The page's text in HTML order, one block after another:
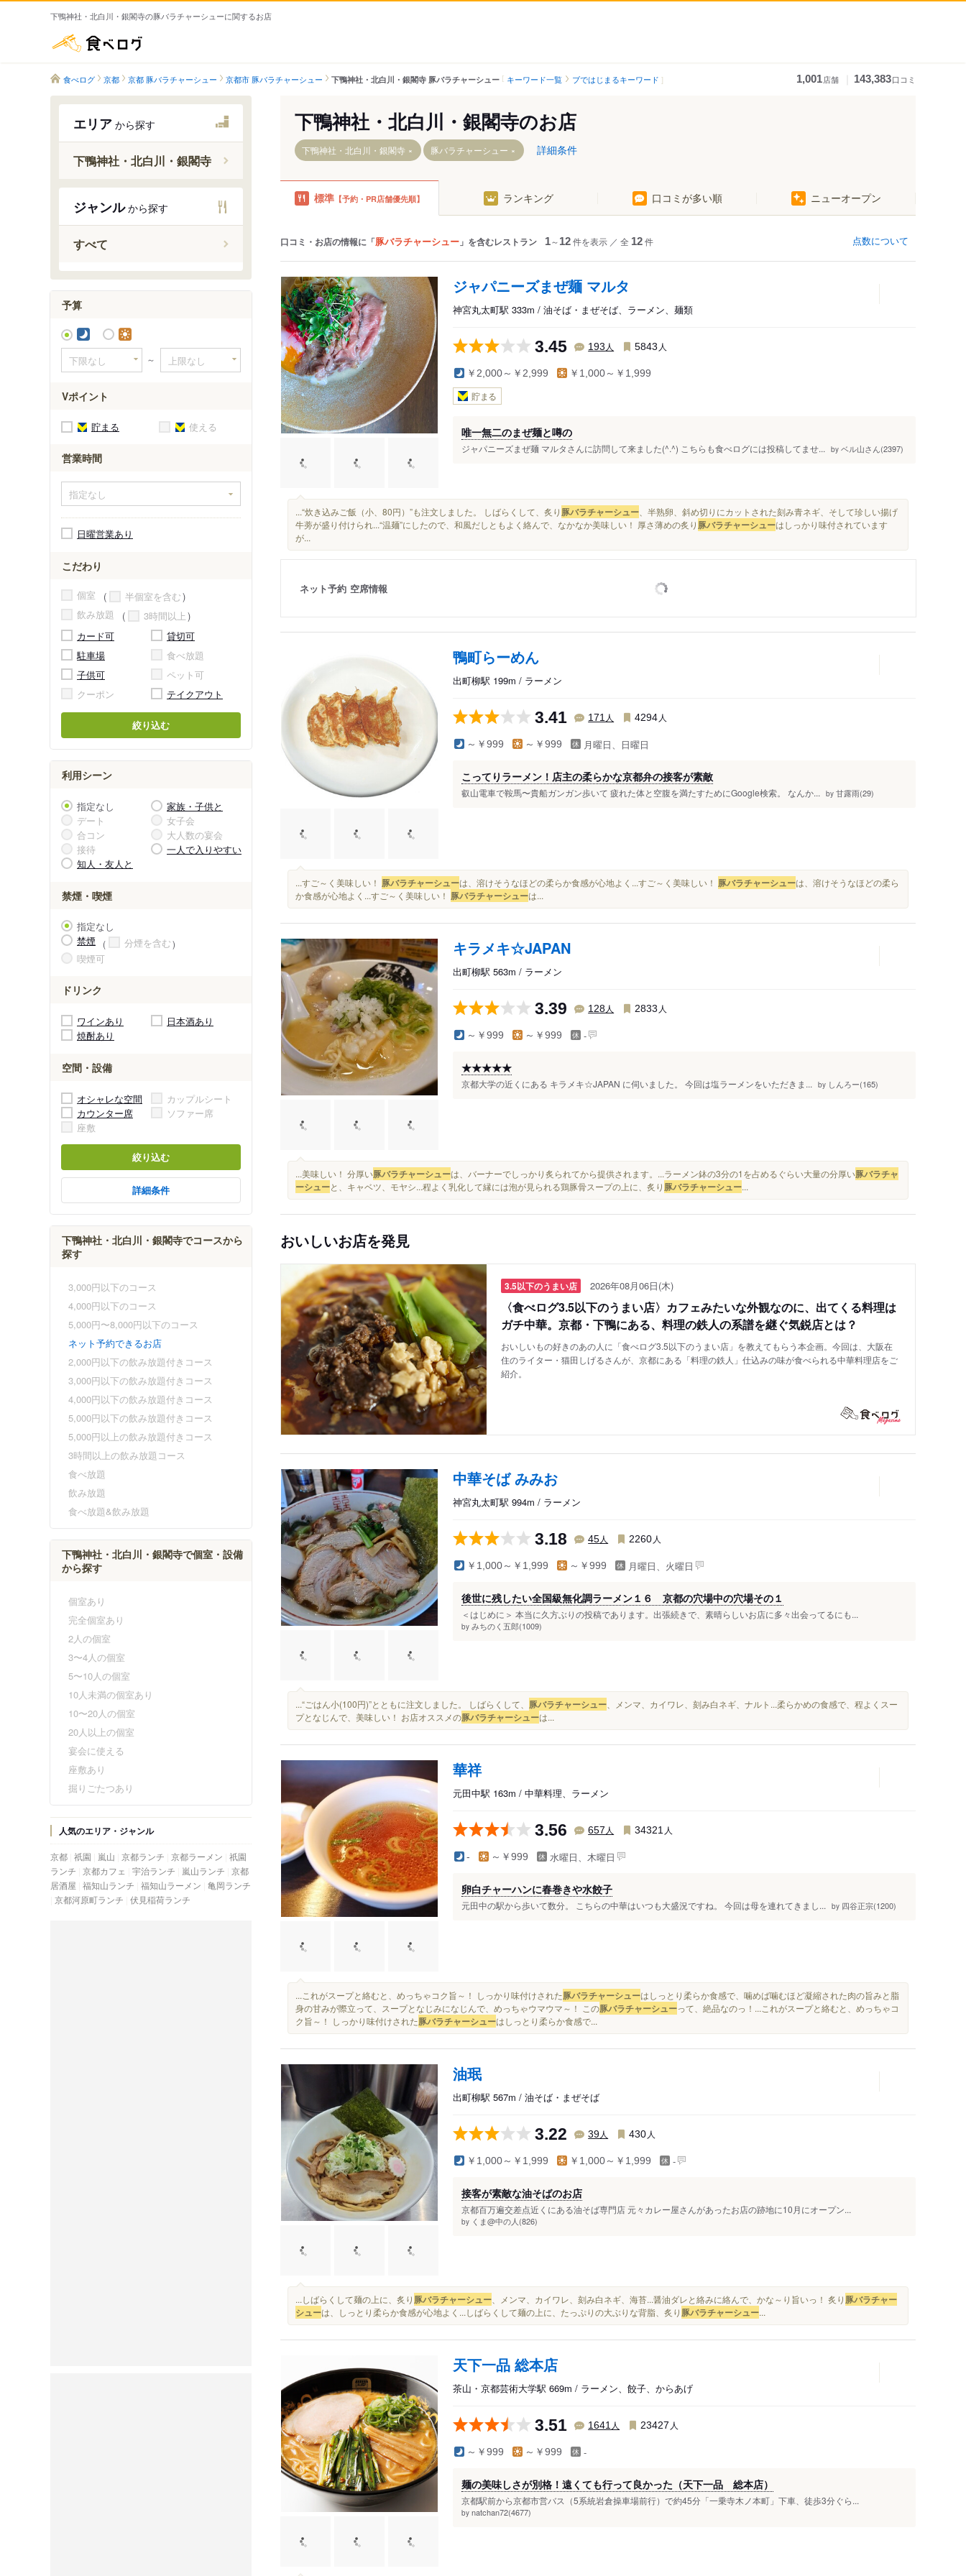
下鴨神社・北白川・銀閣寺の豚バラチャーシューに関するお店
食べログ 京都 京都 豚バラチャーシュー 京都市 豚バラチャーシュー 下鴨神社・北白川・銀閣寺 豚バラチャーシュー キーワード一覧 ブではじまるキーワード 1,001店舗 143,383口コミ
エリア から探す
下鴨神社・北白川・銀閣寺
ジャンルから探す
すべて
予算
～
Vポイント
貯まる 使える
営業時間
日曜営業あり
こだわり
個室
半個室を含む
飲み放題
3時間以上
カード可
貸切可
駐車場
食べ放題
子供可
ペット可
クーポン
テイクアウト
絞り込む
利用シーン
指定なし
家族・子供と
デート
女子会
合コン
大人数の宴会
接待
一人で入りやすい
知人・友人と
禁煙・喫煙
指定なし
禁煙
分煙を含む
喫煙可
ドリンク
ワインあり
日本酒あり
焼酎あり
空間・設備
オシャレな空間
カップルシート
カウンター席
ソファー席
座敷
絞り込む
詳細条件
下鴨神社・北白川・銀閣寺でコースから
探す
3,000円以下のコース
4,000円以下のコース
5,000円〜8,000円以下のコース
ネット予約できるお店
2,000円以下の飲み放題付きコース
3,000円以下の飲み放題付きコース
4,000円以下の飲み放題付きコース
5,000円以下の飲み放題付きコース
5,000円以上の飲み放題付きコース
3時間以上の飲み放題コース
食べ放題
飲み放題
食べ放題&飲み放題
下鴨神社・北白川・銀閣寺で個室・設備
から探す
個室あり
完全個室あり
2人の個室
3〜4人の個室
5〜10人の個室
10人未満の個室あり
10〜20人の個室
20人以上の個室
宴会に使える
座敷あり
掘りごたつあり
人気のエリア・ジャンル
京都 祇園 嵐山 京都ランチ 京都ラーメン 祇園
ランチ 京都カフェ 宇治ランチ 嵐山ランチ 京都
居酒屋 福知山ランチ 福知山ラーメン 亀岡ランチ
京都河原町ランチ 伏見稲荷ランチ
下鴨神社・北白川・銀閣寺のお店
下鴨神社・北白川・銀閣寺 豚バラチャーシュー 詳細条件
標準 【予約・PR店舗優先順】 ランキング 口コミが多い順 ニューオープン
口コミ・お店の情報に「豚バラチャーシュー 」を含むレストラン 1～12件を表示 ／ 全 12件 点数について
ジャパニーズまぜ麺 マルタ
神宮丸太町駅 333m / 油そば・まぜそば、ラーメン、麺類
3.45 193 人 5843 人
￥2,000～￥2,999 ￥1,000～￥1,999
貯まる
唯一無二のまぜ麺と噂の
ジャパニーズまぜ麺 マルタさんに訪問して来ました(^.^) こちらも食べログには投稿してませ... by ベル山さん(2397)
...“炊き込みご飯（小、80円）”も注文しました。 しばらくして、炙り 豚バラチャーシュー 、半熟卵、斜め切りにカットされた刻み青ネギ、そして珍しい揚げ
牛蒡が盛り付けられ...“温麺”にしたので、和風だしともよく絡んで、なかなか美味しい！ 厚さ薄めの炙り 豚バラチャーシューはしっかり味付されています
が...
ネット予約 空席情報
鴨町らーめん
出町柳駅 199m / ラーメン
3.41 171 人 4294 人
～￥999 ～￥999 月曜日、日曜日
こってりラーメン！店主の柔らかな京都弁の接客が素敵
叡山電車で鞍馬〜貴船ガンガン歩いて 疲れた体と空腹を満たすためにGoogle検索。 なんか... by 甘露雨(29)
...すご～く美味しい！ 豚バラチャーシューは、溶けそうなほどの柔らか食感が心地よく...すご～く美味しい！ 豚バラチャーシューは、溶けそうなほどの柔ら
か食感が心地よく...すご～く美味しい！ 豚バラチャーシューは...
キラメキ☆JAPAN
出町柳駅 563m / ラーメン
3.39 128人 2833 人
～￥999 ～￥999 -
★★★★★
京都大学の近くにある キラメキ☆JAPAN に伺いました。 今回は塩ラーメンをいただきま... by しんろー(165)
...美味しい！ 分厚い豚バラチャーシューは、バーナーでしっかり炙られてから提供されます。...ラーメン鉢の3分の1を占めるぐらい大量の分厚い豚バラチャ
ーシューと、キャベツ、モヤシ...程よく乳化して縁には泡が見られる鶏豚骨スープの上に、炙り 豚バラチャーシュー...
おいしいお店を発見
3.5以下のうまい店 2026年08月06日(木)
〈食べログ3.5以下のうまい店〉カフェみたいな外観なのに、出てくる料理は
ガチ中華。京都・下鴨にある、料理の鉄人の系譜を継ぐ気鋭店とは？
おいしいもの好きのあの人に「食べログ3.5以下のうまい店」を教えてもらう本企画。今回は、大阪在
住のライター・猫田しげるさんが、京都にある「料理の鉄人」仕込みの味が食べられる中華料理店をご
紹介。
中華そば みみお
神宮丸太町駅 994m / ラーメン
3.18 45人 2260 人
￥1,000～￥1,999 ～￥999 月曜日、火曜日
後世に残したい全国級無化調ラーメン１６ 京都の穴場中の穴場その１
＜はじめに＞ 本当に久方ぶりの投稿であります。出張続きで、素晴らしいお店に多々出会ってるにも...
by みちのく五郎(1009)
...“ごはん小(100円)”とともに注文しました。 しばらくして、 豚バラチャーシュー 、メンマ、カイワレ、刻み白ネギ、ナルト...柔らかめの食感で、程よくスー
プとなじんで、美味しい！ お店オススメの豚バラチャーシューは...
華祥
元田中駅 163m / 中華料理、ラーメン
3.56 657 人 34321 人
- ～￥999 水曜日、木曜日
卵白チャーハンに春巻きや水餃子
元田中の駅から歩いて数分。 こちらの中華はいつも大盛況ですね。 今回は母を連れてきまし... by 四谷正宗(1200)
...これがスープと絡むと、めっちゃコク旨～！ しっかり味付けされた豚バラチャーシューはしっとり柔らか食感で、噛めば噛むほど凝縮された肉の旨みと脂
身の甘みが際立って、スープとなじみになじんで、めっちゃウマウマ～！ この豚バラチャーシューって、絶品なのっ！...これがスープと絡むと、めっちゃコ
ク旨～！ しっかり味付けされた豚バラチャーシューはしっとり柔らか食感で...
油珉
出町柳駅 567m / 油そば・まぜそば
3.22 39人 430 人
￥1,000～￥1,999 ￥1,000～￥1,999 -
接客が素敵な油そばのお店
京都百万遍交差点近くにある油そば専門店 元々カレー屋さんがあったお店の跡地に10月にオープン...
by くま@中の人(826)
...しばらくして麺の上に、炙り 豚バラチャーシュー 、メンマ、カイワレ、刻み白ネギ、海苔...醤油ダレと絡みに絡んで、かな～り旨いっ！ 炙り 豚バラチャー
シューは、しっとり柔らか食感が心地よく...しばらくして麺の上に、たっぷりの大ぶりな背脂、炙り 豚バラチャーシュー...
天下一品 総本店
茶山・京都芸術大学駅 669m / ラーメン、餃子、からあげ
3.51 1641 人 23427 人
～￥999 ～￥999 -
麺の美味しさが別格！遠くても行って良かった（天下一品 総本店）
京都駅前から京都市営バス（5系統岩倉操車場前行）で約45分「一乗寺木ノ本町」下車、徒歩3分ぐら...
by natchan72(4677)